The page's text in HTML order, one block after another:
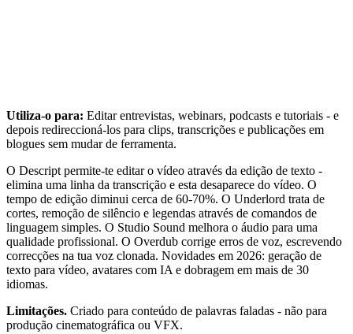
Utiliza-o para: Editar entrevistas, webinars, podcasts e tutoriais - e
depois redireccioná-los para clips, transcrições e publicações em
blogues sem mudar de ferramenta.
O Descript permite-te editar o vídeo através da edição de texto -
elimina uma linha da transcrição e esta desaparece do vídeo. O
tempo de edição diminui cerca de 60-70%. O Underlord trata de
cortes, remoção de silêncio e legendas através de comandos de
linguagem simples. O Studio Sound melhora o áudio para uma
qualidade profissional. O Overdub corrige erros de voz, escrevendo
correcções na tua voz clonada. Novidades em 2026: geração de
texto para vídeo, avatares com IA e dobragem em mais de 30
idiomas.
Limitações. Criado para conteúdo de palavras faladas - não para
produção cinematográfica ou VFX.